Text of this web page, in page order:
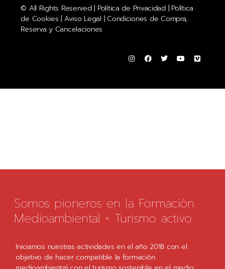
© All Rights Reserved | Política de Privacidad| Política
de Cookies | Aviso Legal |Condiciones de Compra,
Reserva y Cancelaciones
Somos pioneros en la Formación
Medioambiental + Turismo activo
Iniciamos nuestras actividades en el año 2018 con el
objetivo de hacer compatible la formación